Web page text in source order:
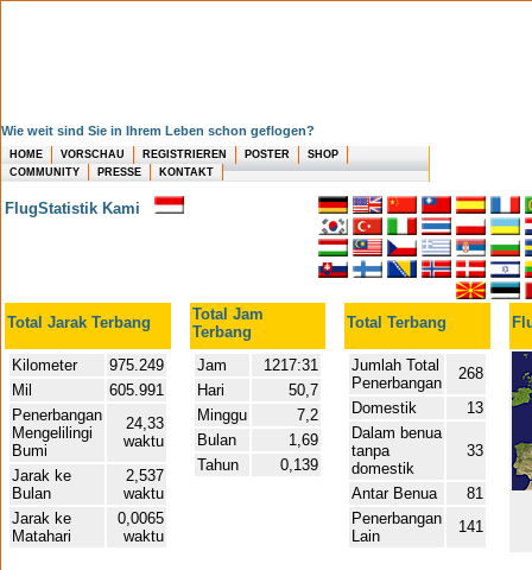
Wie weit sind Sie in Ihrem Leben schon geflogen?
HOME VORSCHAU REGISTRIEREN POSTER
SHOP
COMMUNITY
PRESSE KONTAKT
FlugStatistik Kami
Total Jarak Terbang
Total Jam
Terbang
Total Terbang
Kilometer
975.249
Mil
605.991
Penerbangan
Mengelilingi
Bumi
24,33
waktu
Jarak ke
Bulan
2,537
waktu
Jarak ke
Matahari
0,0065
waktu
Jam
1217:31
Hari
50,7
Minggu
7,2
Bulan
1,69
Tahun
0,139
Jumlah Total
Penerbangan
268
Domestik
13
Dalam benua
tanpa
domestik
33
Antar Benua
81
Penerbangan
Lain
141